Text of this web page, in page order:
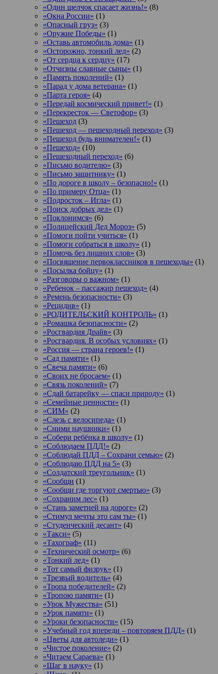
«Один щелчок спасает жизнь!» (8)
«Окна России» (1)
«Опасный груз» (3)
«Оружие Победы» (1)
«Оставь автомобиль дома» (1)
«Осторожно, тонкий лед» (2)
«От сердца к сердцу» (17)
«Отчизны славные сыны» (1)
«Память поколений» (1)
«Парад у дома ветерана» (1)
«Парта героя» (4)
«Передай космический привет!» (1)
«Перекресток — Светофор» (3)
«Пешеход (3)
«Пешеход — пешеходный переход» (3)
«Пешеход будь внимателен!» (1)
«Пешеход» (10)
«Пешеходный переход» (6)
«Письмо водителю» (3)
«Письмо защитнику» (1)
«По дороге в школу – безопасно!» (1)
«По примеру Отца» (1)
«Подросток ‒ Игла» (1)
«Поиск добрых дел» (1)
«Поклонимся» (6)
«Полицейский Дед Мороз» (5)
«Помоги пойти учиться» (1)
«Помоги собраться в школу» (1)
«Помочь без лишних слов» (3)
«Посвящение первоклассников в пешеходы» (1)
«Посылка бойцу» (1)
«Разговоры о важном» (1)
«Ребенок – пассажир пешеход» (4)
«Ремень безопасности» (3)
«Рецидив» (1)
«РОДИТЕЛЬСКИЙ КОНТРОЛЬ» (1)
«Ромашка безопасности» (2)
«Росгвардия Драйв» (3)
«Росгвардия. В особых условиях» (1)
«Россия — страна героев!» (1)
«Сад памяти» (1)
«Свеча памяти» (6)
«Своих не бросаем» (1)
«Связь поколений» (7)
«Сдай батарейку — спаси природу» (1)
«Семейные ценности» (1)
«СИМ» (2)
«Слезь с велосипеда» (1)
«Сними наушники» (1)
«Собери ребёнка в школу» (1)
«Соблюдаем ПДД!» (2)
«Соблюдай ПДД – Сохрани семью» (2)
«Соблюдаю ПДД на 5» (3)
«Солдатский треугольник» (1)
«Сообщи (1)
«Сообщи где торгуют смертью» (3)
«Сохраним лес» (1)
«Стань заметней на дороге» (2)
«Стимул мечты это сам ты» (1)
«Студенческий десант» (4)
«Такси» (5)
«Тахограф» (11)
«Технический осмотр» (6)
«Тонкий лед» (1)
«Тот самый физрук» (1)
«Трезвый водитель» (4)
«Тропа победителей» (2)
«Тропою памяти» (1)
«Урок Мужества» (51)
«Урок памяти» (1)
«Уроки безопасности» (15)
«Учебный год впереди – повторяем ПДД» (1)
«Цветы для автоледи» (1)
«Чистое поколение» (2)
«Читаем Сараева» (1)
«Шаг в науку» (1)